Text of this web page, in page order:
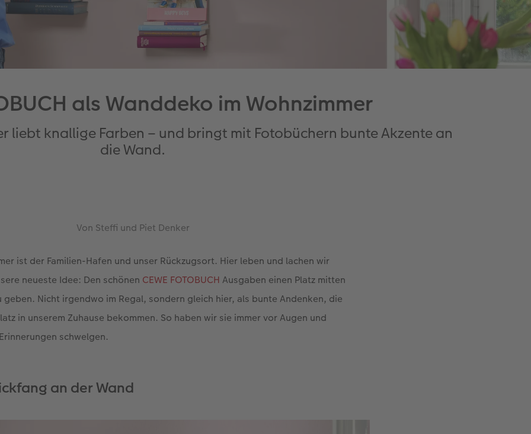
als Wanddeko im Wohnzimmer
liebt knallige Farben – und bringt mit Fotobüchern bunte Akzente an
die Wand.
Von Steffi und Piet Denker
ist der Familien-Hafen und unser Rückzugsort. Hier leben und lachen wir
neueste Idee: Den schönen CEWE FOTOBUCH Ausgaben einen Platz mitten
geben. Nicht irgendwo im Regal, sondern gleich hier, als bunte Andenken, die
in unserem Zuhause bekommen. So haben wir sie immer vor Augen und
schwelgen.
an der Wand